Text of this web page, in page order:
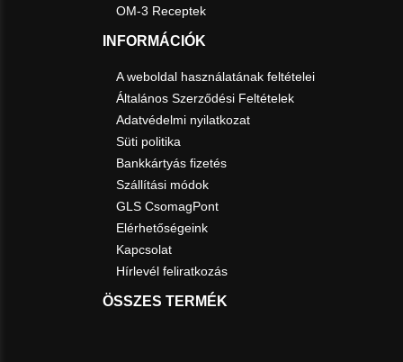
OM-3 Receptek
INFORMÁCIÓK
A weboldal használatának feltételei
Általános Szerződési Feltételek
Adatvédelmi nyilatkozat
Süti politika
Bankkártyás fizetés
Szállítási módok
GLS CsomagPont
Elérhetőségeink
Kapcsolat
Hírlevél feliratkozás
ÖSSZES TERMÉK